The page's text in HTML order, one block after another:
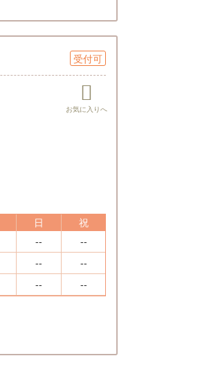
受付可
日
祝
--
--
--
--
-- --